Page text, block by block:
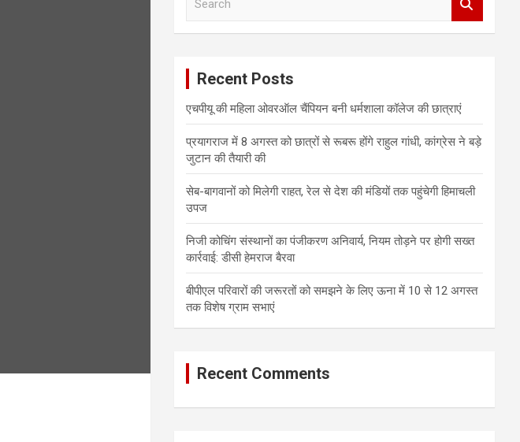
Recent Posts
एचपीयू की महिला ओवरऑल चैंपियन बनी धर्मशाला कॉलेज की छात्राएं
प्रयागराज में 8 अगस्त को छात्रों से रूबरू होंगे राहुल गांधी, कांग्रेस ने बड़े
जुटान की तैयारी की
सेब-बागवानों को मिलेगी राहत, रेल से देश की मंडियों तक पहुंचेगी हिमाचली
उपज
निजी कोचिंग संस्थानों का पंजीकरण अनिवार्य, नियम तोड़ने पर होगी सख्त
कार्रवाई: डीसी हेमराज बैरवा
बीपीएल परिवारों की जरूरतों को समझने के लिए ऊना में 10 से 12 अगस्त
तक विशेष ग्राम सभाएं
Recent Comments